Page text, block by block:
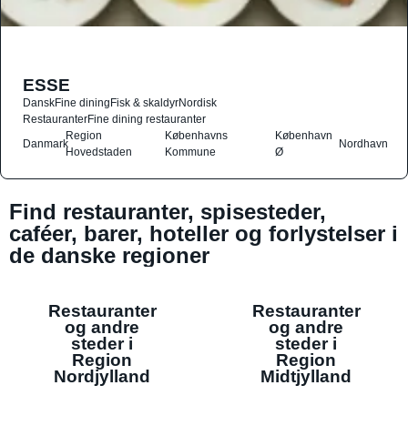
ESSE
DanskFine diningFisk & skaldyrNordisk
RestauranterFine dining restauranter
Danmark
Region
Hovedstaden
Københavns
Kommune
København
Ø
Nordhavn
Find restauranter, spisesteder,
caféer, barer, hoteller og forlystelser i
de danske regioner
Restauranter
og andre
steder i
Region
Nordjylland
Restauranter
og andre
steder i
Region
Midtjylland